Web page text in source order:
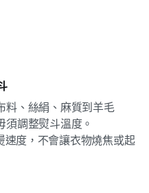
料、絲絹、麻質到羊毛
須調整熨斗溫度。
速度，不會讓衣物燒焦或起